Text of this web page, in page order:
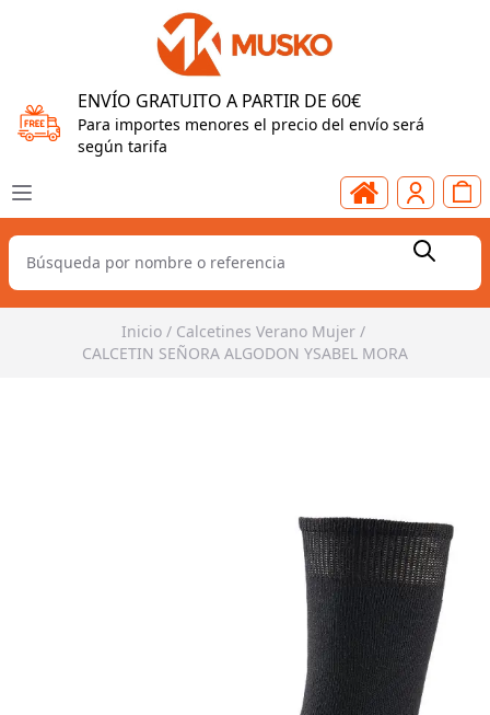
ENVÍO GRATUITO A PARTIR DE 60€
Para importes menores el precio del envío será
según tarifa
Inicio / Calcetines Verano Mujer /
CALCETIN SEÑORA ALGODON YSABEL MORA